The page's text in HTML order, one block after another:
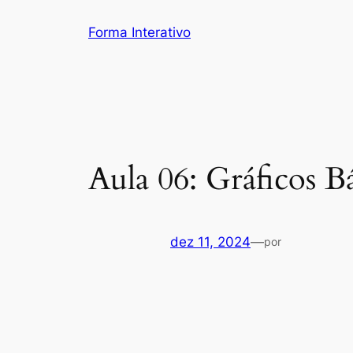
Forma Interativo
Aula 06: Gráficos
dez 11, 2024—por